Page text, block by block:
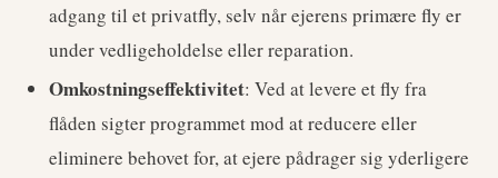
adgang til et privatfly, selv når ejerens primære fly er
under vedligeholdelse eller reparation.
Omkostningseffektivitet: Ved at levere et fly fra
flåden sigter programmet mod at reducere eller
eliminere behovet for, at ejere pådrager sig yderligere